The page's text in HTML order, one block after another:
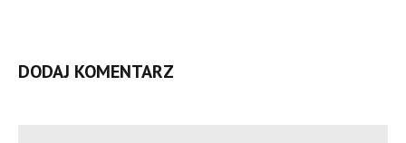
DODAJ KOMENTARZ